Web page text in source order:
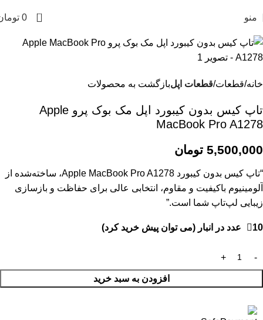
منو 0
0
خانه قطعات قطعات اپلبازگشت به محصولات
تاپ کیس بدون کیبورد اپل مک بوک پرو Apple
MacBook Pro A1278
5,500,000 تومان
“تاپ کیس بدون کیبورد Apple MacBook Pro A1278، ساخته‌شده از
آلومینیوم باکیفیت و مقاوم، انتخابی عالی برای حفاظت و بازسازی
زیبایی لپ‌تاپ شما است.”
10 عدد در انبار (می توان پیش خرید کرد)
افزودن به سبد خرید